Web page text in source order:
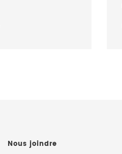
Nous joindre